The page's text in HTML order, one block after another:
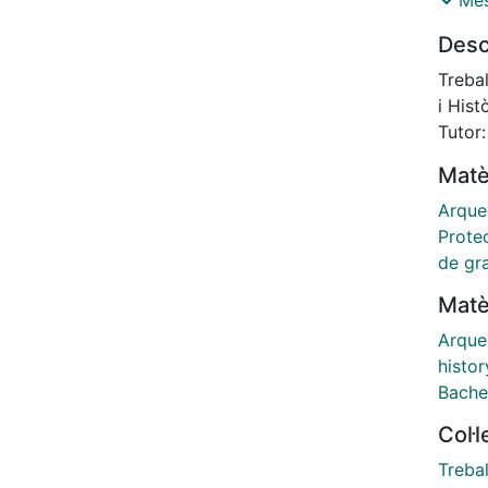
el
vida
qual
[eng]
how
of
In
first
And
was
i
de